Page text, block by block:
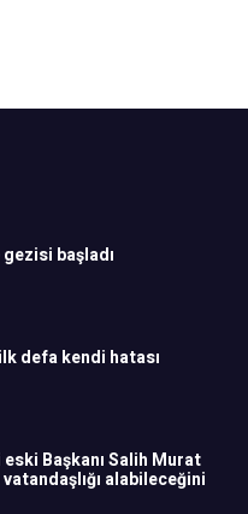
başladı
defa kendi hatası
Başkanı Salih Murat
alabileceğini